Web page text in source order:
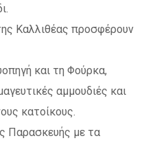
Καλλιθέας προσφέρουν
και τη Φούρκα,
αμμουδιές και
κατοίκους.
Παρασκευής με τα